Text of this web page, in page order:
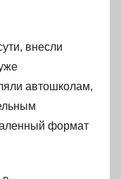
внесли
автошколам,
формат